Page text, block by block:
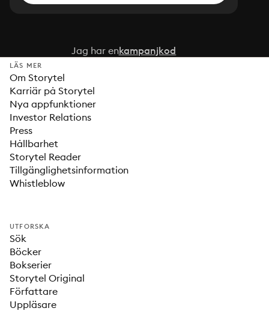
Jag har enkampanjkod
LÄS MER
Om Storytel
Karriär på Storytel
Nya appfunktioner
Investor Relations
Press
Hållbarhet
Storytel Reader
Tillgänglighetsinformation
Whistleblow
UTFORSKA
Sök
Böcker
Bokserier
Storytel Original
Författare
Uppläsare